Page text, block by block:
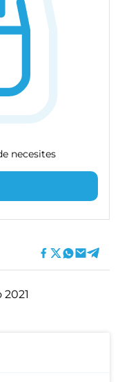
necesites
2021